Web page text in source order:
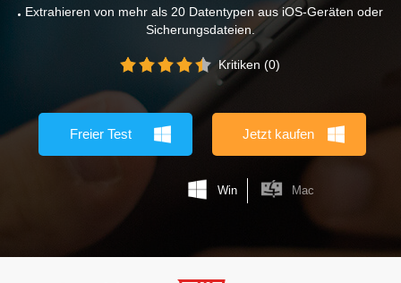
Extrahieren von mehr als 20 Datentypen aus iOS-Geräten oder
Sicherungsdateien.
Kritiken (0)
Freier Test Jetzt kaufen
Win Mac